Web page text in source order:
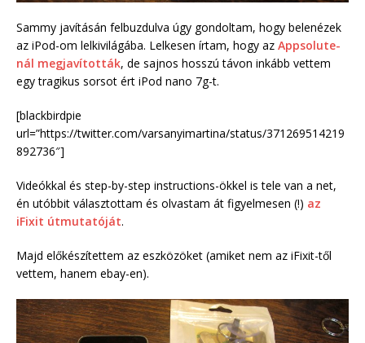
Sammy javításán felbuzdulva úgy gondoltam, hogy belenézek
az iPod-om lelkivilágába. Lelkesen írtam, hogy az Appsolute-
nál megjavították, de sajnos hosszú távon inkább vettem
egy tragikus sorsot ért iPod nano 7g-t.
[blackbirdpie
url=”https://twitter.com/varsanyimartina/status/371269514219
892736″]
Videókkal és step-by-step instructions-ökkel is tele van a net,
én utóbbit választottam és olvastam át figyelmesen (!) az
iFixit útmutatóját.
Majd előkészítettem az eszközöket (amiket nem az iFixit-től
vettem, hanem ebay-en).